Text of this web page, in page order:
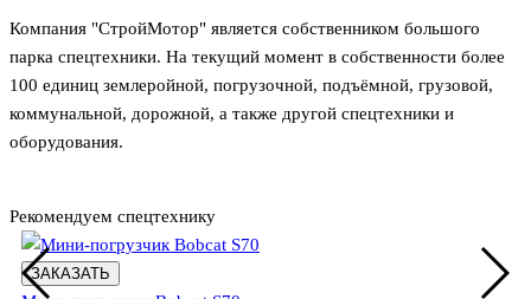
Компания "СтройМотор" является собственником большого
парка спецтехники. На текущий момент в собственности более
100 единиц землеройной, погрузочной, подъёмной, грузовой,
коммунальной, дорожной, а также другой спецтехники и
оборудования.
Рекомендуем спецтехнику
ЗАКАЗАТЬ